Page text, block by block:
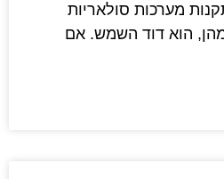
מערכות סולאריות
הוא דוד השמש. אם